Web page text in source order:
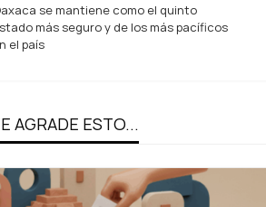
se mantiene como el quinto
más seguro y de los más pacíficos
el país
AGRADE ESTO...